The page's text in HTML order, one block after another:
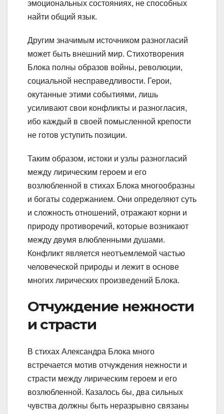
эмоциональных состояниях, не способных
найти общий язык.
Другим значимым источником разногласий
может быть внешний мир. Стихотворения
Блока полны образов войны, революции,
социальной несправедливости. Герои,
окутанные этими событиями, лишь
усиливают свои конфликты и разногласия,
ибо каждый в своей помысленной крепости
не готов уступить позиции.
Таким образом, истоки и узлы разногласий
между лирическим героем и его
возлюбленной в стихах Блока многообразны
и богаты содержанием. Они определяют суть
и сложность отношений, отражают корни и
природу противоречий, которые возникают
между двумя влюбленными душами.
Конфликт является неотъемлемой частью
человеческой природы и лежит в основе
многих лирических произведений Блока.
Отчуждение нежности
и страсти
В стихах Александра Блока много
встречается мотив отчуждения нежности и
страсти между лирическим героем и его
возлюбленной. Казалось бы, два сильных
чувства должны быть неразрывно связаны